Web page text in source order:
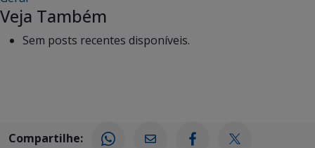
Veja Também
Sem posts recentes disponíveis.
Compartilhe: